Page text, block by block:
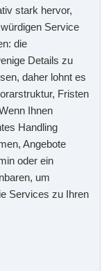
stark hervor,
Service
die
Details zu
daher lohnt es
Fristen
Ihnen
Handling
Angebote
oder ein
um
Services zu Ihren